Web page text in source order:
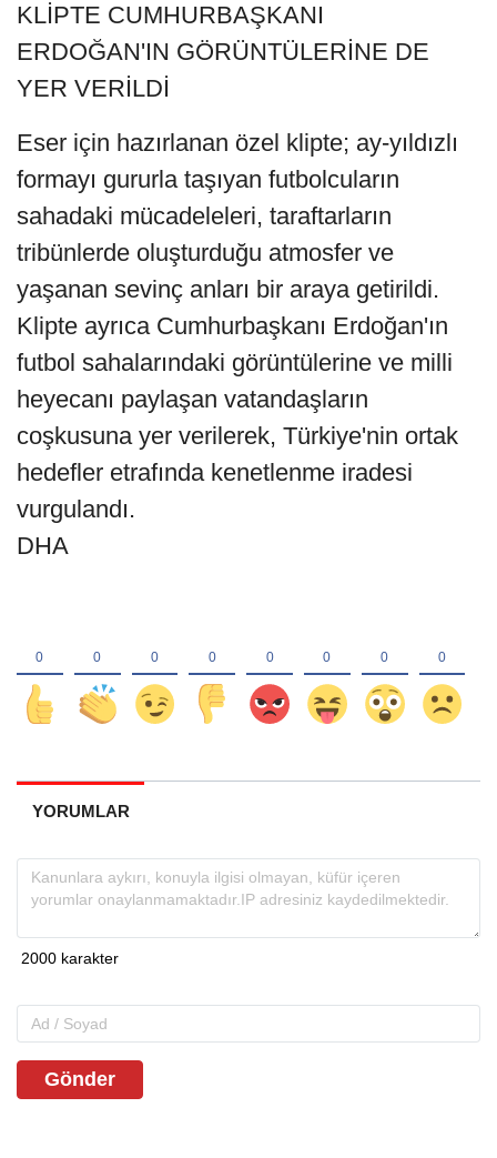
KLİPTE CUMHURBAŞKANI
ERDOĞAN'IN GÖRÜNTÜLERİNE DE
YER VERİLDİ
Eser için hazırlanan özel klipte; ay-yıldızlı
formayı gururla taşıyan futbolcuların
sahadaki mücadeleleri, taraftarların
tribünlerde oluşturduğu atmosfer ve
yaşanan sevinç anları bir araya getirildi.
Klipte ayrıca Cumhurbaşkanı Erdoğan'ın
futbol sahalarındaki görüntülerine ve milli
heyecanı paylaşan vatandaşların
coşkusuna yer verilerek, Türkiye'nin ortak
hedefler etrafında kenetlenme iradesi
vurgulandı.
DHA
YORUMLAR
Gönder